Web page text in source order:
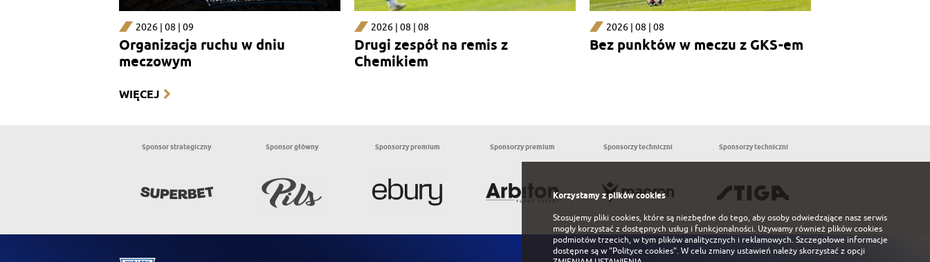
2026 | 08 | 09
Organizacja ruchu w dniu
meczowym
2026 | 08 | 08
Drugi zespół na remis z
Chemikiem
2026 | 08 | 08
Bez punktów w meczu z GKS-em
WIĘCEJ
Sponsor strategiczny Sponsor główny Sponsorzy premium Sponsorzy premium Sponsorzy techniczni Sponsorzy techniczni
Korzystamy z plików cookies
Stosujemy pliki cookies, które są niezbędne do tego, aby osoby odwiedzające nasz serwis
mogły korzystać z dostępnych usług i funkcjonalności. Używamy również plików cookies
podmiotów trzecich, w tym plików analitycznych i reklamowych. Szczegołowe informacje
dostępne są w"Polityce cookies". W celu zmiany ustawień należy skorzystać z opcji